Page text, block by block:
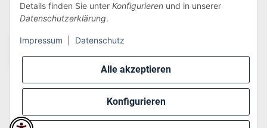
Alle akzeptieren
Konfigurieren
Details finden Sie unter Konfigurieren und in unserer
Datenschutzerklärung.
Impressum Datenschutz
Wir versenden via:
* Alle Preise inkl. gesetzlicher USt., zzgl.Versand